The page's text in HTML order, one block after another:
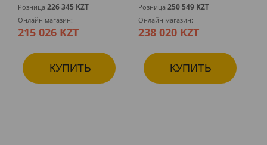
Розница 226 345 KZT
Онлайн магазин:
215 026 KZT
КУПИТЬ
Розница250 549 KZT
Онлайн магазин:
238 020 KZT
КУПИТЬ